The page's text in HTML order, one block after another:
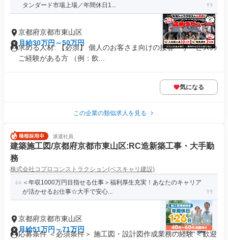
タンダード市場上場／年間休日1...
京都府京都市東山区
月給30万円～50万円
求める人材: 【必須】 個人のお客さま向けの接客・サービスの
ご経験がある方 （例：飲...
気になる
この企業の類似求人を見る
派遣社員
建築施工図/京都府京都市東山区:RC造新築工事・大手勤
務
株式会社コプロコンストラクション(ベスキャリ建設)
＜年収1000万円目指せる仕事＞福利厚生充実！あなたのキャリア
が活かせるお仕事☆大手で安心...
京都府京都市東山区
月給51万円～71万円
応募条件 ＜必須条件＞ 施工図・設計図作成業務の経験 ＜歓迎